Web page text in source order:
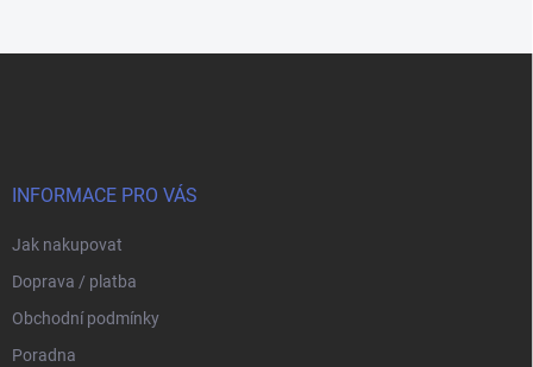
INFORMACE PRO VÁS
Jak nakupovat
Doprava / platba
Obchodní podmínky
Poradna